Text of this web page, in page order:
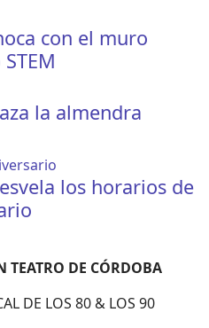
con el muro
la almendra
los horarios de
DE CÓRDOBA
DE LOS 80 & LOS 90